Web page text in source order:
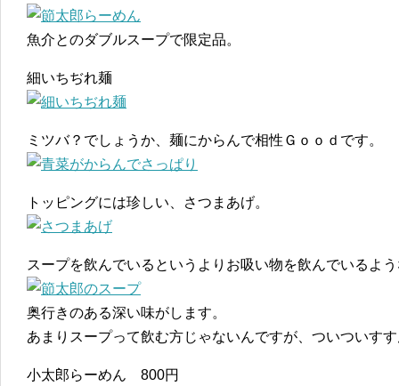
魚介とのダブルスープで限定品。
細いちぢれ麺
ミツバ？でしょうか、麺にからんで相性Ｇｏｏｄです。
トッピングには珍しい、さつまあげ。
スープを飲んでいるというよりお吸い物を飲んでいるよ
奥行きのある深い味がします。
あまりスープって飲む方じゃないんですが、ついついす
小太郎らーめん 800円